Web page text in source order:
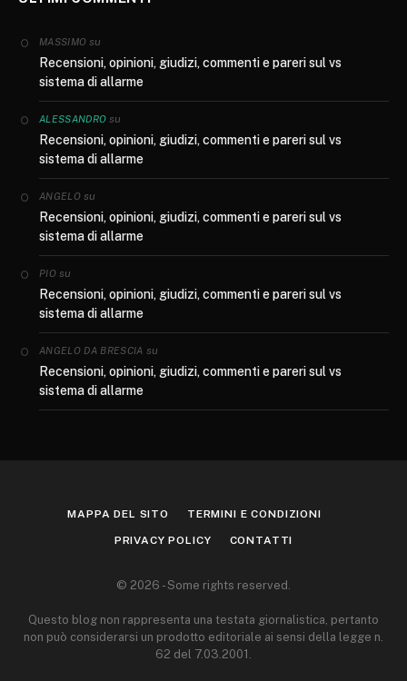
MASSIMO su
Recensioni, opinioni, giudizi, commenti e pareri sul vs
sistema di allarme
ALESSANDRO su
Recensioni, opinioni, giudizi, commenti e pareri sul vs
sistema di allarme
ANGELOsu
Recensioni, opinioni, giudizi, commenti e pareri sul vs
sistema di allarme
PIO su
Recensioni, opinioni, giudizi, commenti e pareri sul vs
sistema di allarme
ANGELO DA BRESCIA su
Recensioni, opinioni, giudizi, commenti e pareri sul vs
sistema di allarme
MAPPA DEL SITO TERMINI E CONDIZIONI
PRIVACY POLICY CONTATTI
© 2026 - Some rights reserved.
Questo blog non rappresenta una testata giornalistica, pertanto
non può considerarsi un prodotto editoriale ai sensi della legge n.
62 del 7.03.2001.